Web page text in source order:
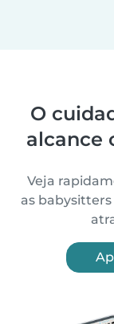
O
alcance
Veja
as